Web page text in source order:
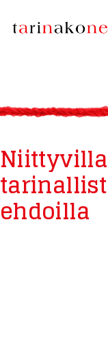
ehdoilla
TARINAKONE
ASIAKKAAT
BLOGI